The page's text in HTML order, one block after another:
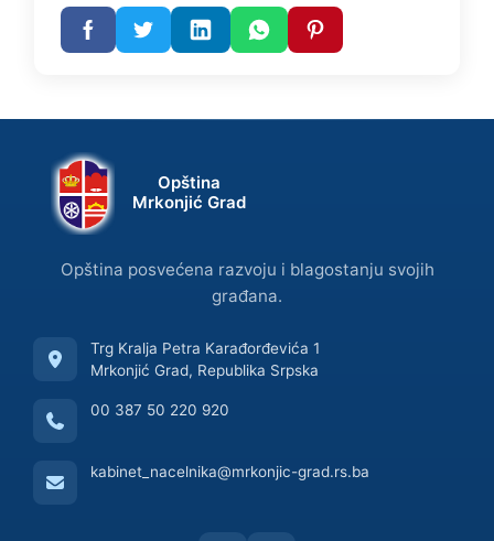
Opština
Mrkonjić Grad
Opština posvećena razvoju i blagostanju svojih
građana.
Trg Kralja Petra Karađorđevića 1
Mrkonjić Grad, Republika Srpska
00 387 50 220 920
kabinet_nacelnika@mrkonjic-grad.rs.ba